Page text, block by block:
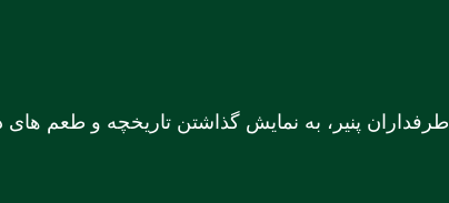
پنیر، به نمایش گذاشتن تاریخچه و طعم های